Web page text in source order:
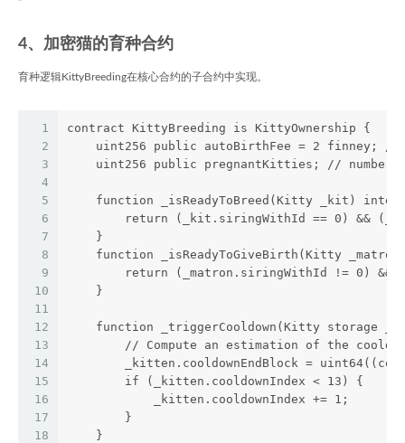
4、加密猫的育种合约
育种逻辑KittyBreeding在核心合约的子合约中实现。
1
2
3
4
5
6
7
8
9
10
11
12
13
14
15
16
17
18
contract KittyBreeding is KittyOwnership {
uint256 public autoBirthFee = 2 finney;
uint256 public pregnantKitties; // number
function _isReadyToBreed(Kitty _kit)
return (_kit.siringWithId == 0) &&
    }
function _isReadyToGiveBirth(Kitty
return (_matron.siringWithId != 0) &&
    }
function _triggerCooldown(Kitty storage
// Compute an estimation of the
_kitten.cooldownEndBlock =
        if (_kitten.cooldownIndex < 13) {
            _kitten.cooldownIndex += 1;
        }
    }